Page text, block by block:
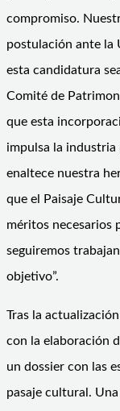
compromiso.
postulación ante la
esta candidatura
Comité de
que esta
impulsa la industria
enaltece nuestra
que el Paisaje
méritos necesarios
seguiremos
objetivo”.
Tras la
con la elaboración
un dossier con las
pasaje cultural.